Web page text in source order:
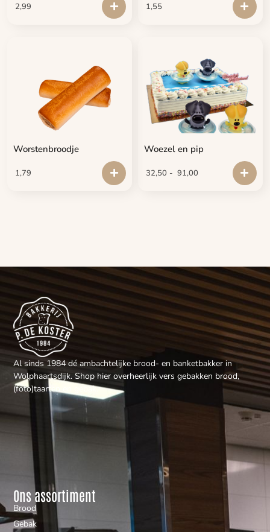
2,99 1,55
Worstenbroodje
1,79
Woezel en pip
32,50 - 91,00
Al sinds 1984 dé ambachtelijke brood- en banketbakker in
Wolphaartsdijk. Shop hier overheerlijk vers gebakken brood,
(foto)taarten en gebak.
Ons assortiment
Brood
Gebak